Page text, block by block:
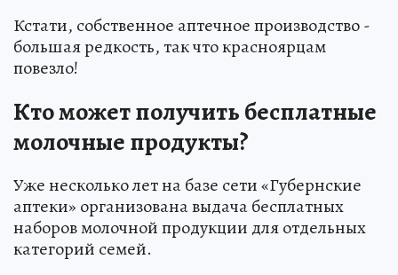
Кстати, собственное аптечное производство -
большая редкость, так что красноярцам
повезло!
Кто может получить бесплатные
молочные продукты?
Уже несколько лет на базе сети «Губернские
аптеки» организована выдача бесплатных
наборов молочной продукции для отдельных
категорий семей.